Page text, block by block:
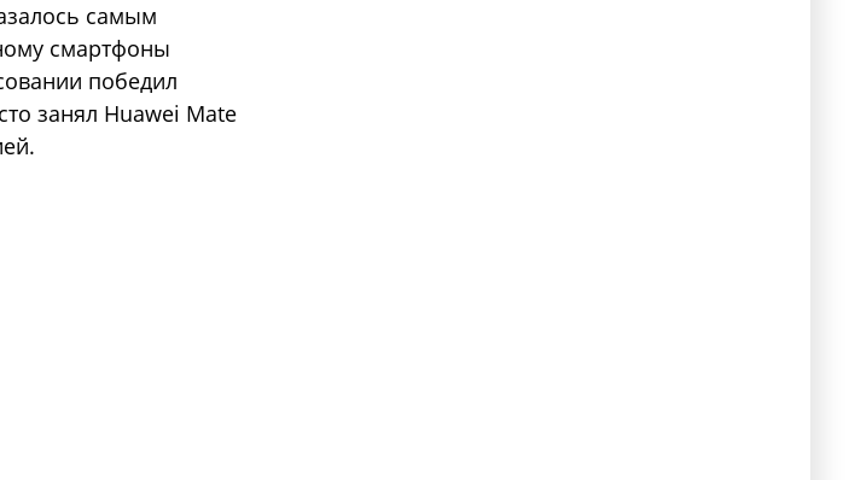
самым
смартфоны
победил
занял Huawei Mate